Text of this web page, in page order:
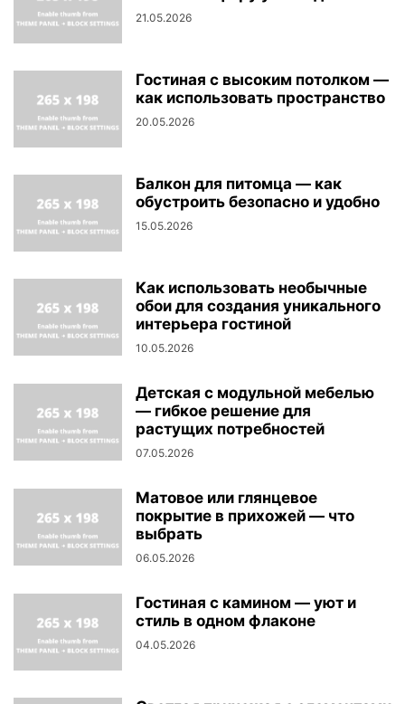
21.05.2026
Гостиная с высоким потолком —
как использовать пространство
20.05.2026
Балкон для питомца — как
обустроить безопасно и удобно
15.05.2026
Как использовать необычные
обои для создания уникального
интерьера гостиной
10.05.2026
Детская с модульной мебелью
— гибкое решение для
растущих потребностей
07.05.2026
Матовое или глянцевое
покрытие в прихожей — что
выбрать
06.05.2026
Гостиная с камином — уют и
стиль в одном флаконе
04.05.2026